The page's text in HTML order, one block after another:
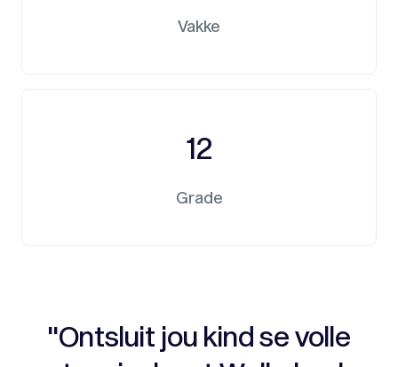
Vakke
12
Grade
"Ontsluit jou kind se volle